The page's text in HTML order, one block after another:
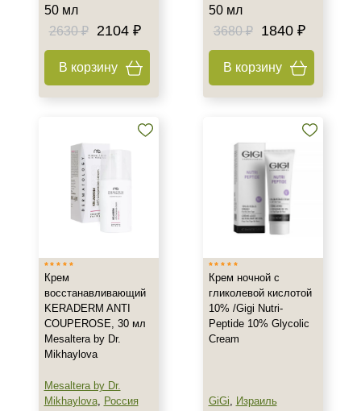
EGF
Показать еще
Время применения
Вечер
Показать еще
Для женщин
Процедура
Демакияж
Массаж
Пилинг
Показать еще
Уровень SPF защиты
50 мл
2630 ₽
2104 ₽
В корзину
50 мл
3680 ₽
1840 ₽
В корзину
Крем
восстанавливающий
KERADERM ANTI
COUPEROSE, 30 мл
Mesaltera by Dr.
Mikhaylova
Mesaltera by Dr.
Mikhaylova, Россия
Крем ночной с
гликолевой кислотой
10% /Gigi Nutri-
Peptide 10% Glycolic
Cream
GiGi, Израиль